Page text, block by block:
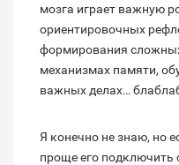
мозга играет важную
ориентировочных
формирования
механизмах памяти,
важных делах…
Я конечно не знаю, но
проще его подключить